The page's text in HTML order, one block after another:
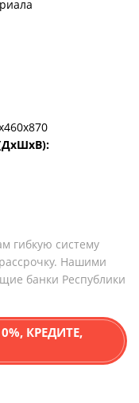
гибкую систему
Нашими
банки Республики
КРЕДИТЕ,